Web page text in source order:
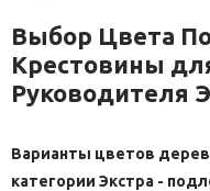
Выбор Цвета
Крестовины
Руководителя
Варианты цветов
категории Экстра -